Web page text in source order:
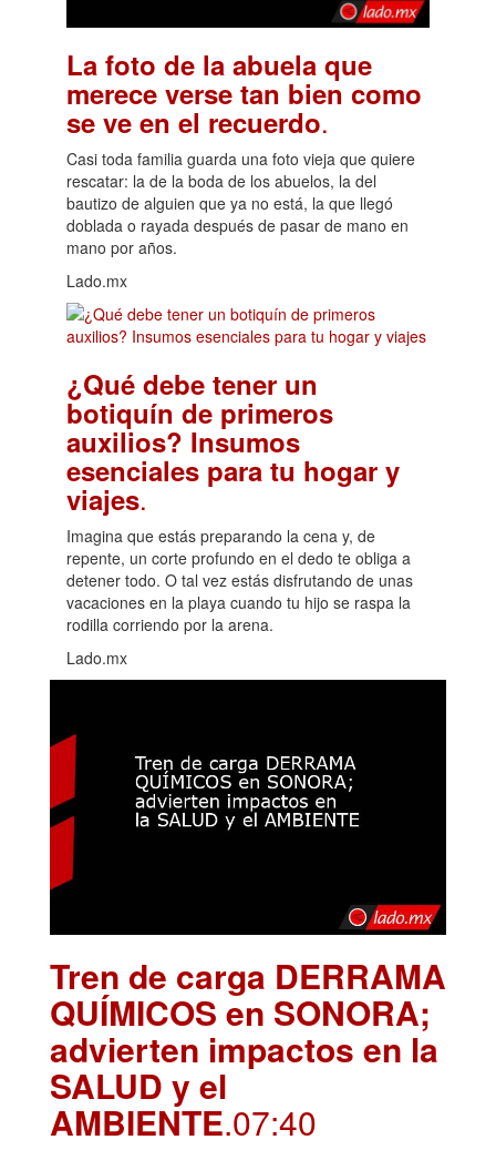
La foto de la abuela que
merece verse tan bien como
se ve en el recuerdo.
Casi toda familia guarda una foto vieja que quiere
rescatar: la de la boda de los abuelos, la del
bautizo de alguien que ya no está, la que llegó
doblada o rayada después de pasar de mano en
mano por años.
Lado.mx
¿Qué debe tener un
botiquín de primeros
auxilios? Insumos
esenciales para tu hogar y
viajes.
Imagina que estás preparando la cena y, de
repente, un corte profundo en el dedo te obliga a
detener todo. O tal vez estás disfrutando de unas
vacaciones en la playa cuando tu hijo se raspa la
rodilla corriendo por la arena.
Lado.mx
Tren de carga DERRAMA
QUÍMICOS en SONORA;
advierten impactos en la
SALUD y el
AMBIENTE.07:40